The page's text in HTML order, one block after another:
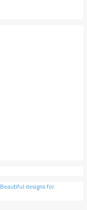
Beautiful designs for